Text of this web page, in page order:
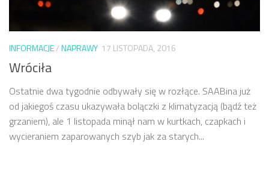
INFORMACJE/NAPRAWY 17 LISTOPADA, 2016
Wróciła
Ostatnie dwa tygodnie odbywały się w rozłące. SAABina już
od jakiegoś czasu ukazywała bolączki z klimatyzacją (bądź też
grzaniem), ale 1 listopada minął nam w kurtkach, czapkach i
wycieraniem zaparowanych szyb jak za starych...